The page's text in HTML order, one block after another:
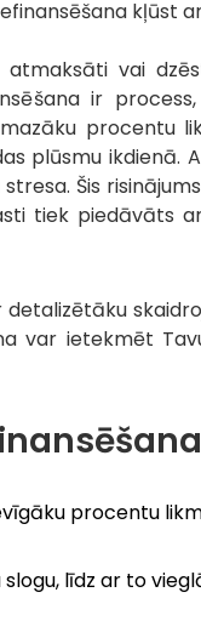
kļūst
vai
ir
procentu
plūsmu ikdienā.
Šis
tiek piedāvāts
var ietekmēt
procentu
līdz ar to